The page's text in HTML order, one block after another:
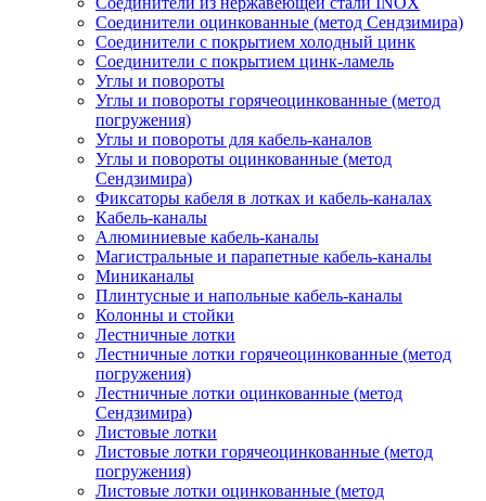
Соединители оцинкованные (метод Сендзимира)
Соединители с покрытием холодный цинк
Соединители с покрытием цинк-ламель
Углы и повороты
Углы и повороты горячеоцинкованные (метод
погружения)
Углы и повороты для кабель-каналов
Углы и повороты оцинкованные (метод
Сендзимира)
Фиксаторы кабеля в лотках и кабель-каналах
Кабель-каналы
Алюминиевые кабель-каналы
Магистральные и парапетные кабель-каналы
Миниканалы
Плинтусные и напольные кабель-каналы
Колонны и стойки
Лестничные лотки
Лестничные лотки горячеоцинкованные (метод
погружения)
Лестничные лотки оцинкованные (метод
Сендзимира)
Листовые лотки
Листовые лотки горячеоцинкованные (метод
погружения)
Листовые лотки оцинкованные (метод